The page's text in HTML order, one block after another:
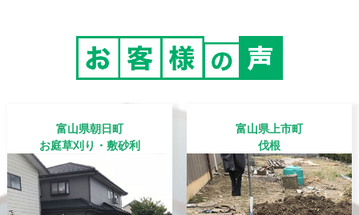
富山県朝日町
お庭草刈り・敷砂利
富山県上市町
伐根